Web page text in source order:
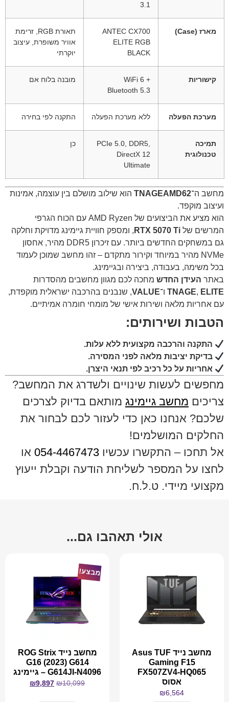
3.1
מארז (Case)
ANTEC CX700
ELITE RGB
BLACK
תאורת RGB, זרימת
אוויר משופרת, עיצוב
יוקרתי
קישוריות
WiFi 6 +
Bluetooth 5.3
מובנה בלוח אם
מערכת הפעלה ללא מערכת הפעלה התקנה לפי בחירה
תמיכה
טכנולוגית
PCIe 5.0, DDR5,
DirectX 12
Ultimate
כן
מחשב ה־TNAGEAMD62 הוא שילוב מושלם בין עוצמה, אמינות
ועיצוב מוקפד.
הוא מציע את הביצועים של AMD Ryzen עם הכוח הגרפי
המרשים של RTX 5070 Ti , ומספק חוויית גיימינג מדויקת וחלקה
גם במשחקים החדשים ביותר. עם זיכרון DDR5 מהיר, אחסון
NVMe מהיר במיוחד וקירור מתקדם – זהו מחשב שמוכן לעמוד
בכל משימה, בעבודה, ביצירה ובגיימינג.
באתר העידן החדש מחכה לכם מגוון מחשבים מהסדרות
TNAGE, ELITE ו־VALUE, שנבנים בהרכבה ישראלית מוקפדת,
עם אחריות מלאה ושירות אישי של מומחי חומרה אמיתיים.
הטבות ושירותים:
התקנה והרכבה מקצועית ללא עלות.
בדיקת יציבות מלאה לפני המסירה.
אחריות על כל רכיב לפי תנאי היצרן.
מחפשים לעשות שינויים ולשדרג את המחשב?
צריכים מחשב גיימינג מותאם בדיוק לצרכים
שלכם? אנחנו כאן כדי לעזור לכם לבחור את
החלקים המושלמים!
אל תחכו – התקשרו עכשיו 054-4467473 או
לחצו על המספר לשליחת הודעה וקבלת ייעוץ
מקצועי מיידי. ט.ל.ח.
אולי תאהבו גם...
מחשב נייד Asus TUF
Gaming F15
FX507ZV4-HQ065
אסוס
₪6,564
מבצע!
מחשב נייד ROG Strix
G16 (2023) G614
G614JI-N4096 – גיימינג
₪10,099
₪9,897